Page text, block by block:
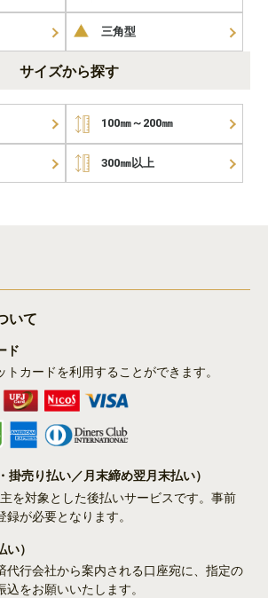
三角型
サイズから探す
100㎜～200㎜
300㎜以上
いて
ド
トカードを利用することができます。
掛売り払い／月末締め翌月末払い）
を対象とした後払いサービスです。事前
録が必要となります。
い）
代行会社から案内される口座宛に、指定の
込をお願いいたします。